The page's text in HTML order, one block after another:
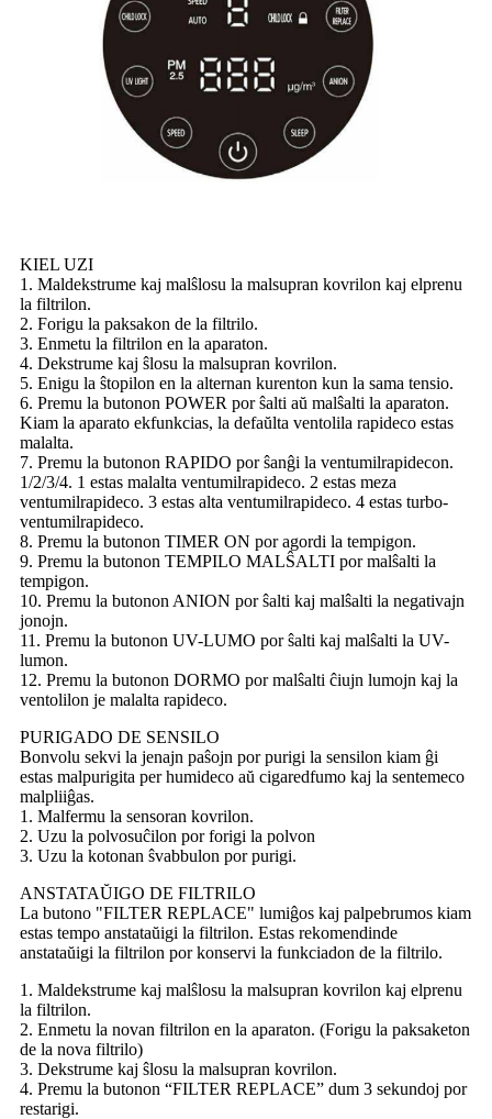
KIEL UZI
1. Maldekstrume kaj malŝlosu la malsupran kovrilon kaj elprenu
la filtrilon.
2. Forigu la paksakon de la filtrilo.
3. Enmetu la filtrilon en la aparaton.
4. Dekstrume kaj ŝlosu la malsupran kovrilon.
5. Enigu la ŝtopilon en la alternan kurenton kun la sama tensio.
6. Premu la butonon POWER por ŝalti aŭ malŝalti la aparaton.
Kiam la aparato ekfunkcias, la defaŭlta ventolila rapideco estas
malalta.
7. Premu la butonon RAPIDO por ŝanĝi la ventumilrapidecon.
1/2/3/4. 1 estas malalta ventumilrapideco. 2 estas meza
ventumilrapideco. 3 estas alta ventumilrapideco. 4 estas turbo-
ventumilrapideco.
8. Premu la butonon TIMER ON por agordi la tempigon.
9. Premu la butonon TEMPILO MALŜALTI por malŝalti la
tempigon.
10. Premu la butonon ANION por ŝalti kaj malŝalti la negativajn
jonojn.
11. Premu la butonon UV-LUMO por ŝalti kaj malŝalti la UV-
lumon.
12. Premu la butonon DORMO por malŝalti ĉiujn lumojn kaj la
ventolilon je malalta rapideco.
PURIGADO DE SENSILO
Bonvolu sekvi la jenajn paŝojn por purigi la sensilon kiam ĝi
estas malpurigita per humideco aŭ cigaredfumo kaj la sentemeco
malpliiĝas.
1. Malfermu la sensoran kovrilon.
2. Uzu la polvosuĉilon por forigi la polvon
3. Uzu la kotonan ŝvabbulon por purigi.
ANSTATAŬIGO DE FILTRILO
La butono "FILTER REPLACE" lumiĝos kaj palpebrumos kiam
estas tempo anstataŭigi la filtrilon. Estas rekomendinde
anstataŭigi la filtrilon por konservi la funkciadon de la filtrilo.
1. Maldekstrume kaj malŝlosu la malsupran kovrilon kaj elprenu
la filtrilon.
2. Enmetu la novan filtrilon en la aparaton. (Forigu la paksaketon
de la nova filtrilo)
3. Dekstrume kaj ŝlosu la malsupran kovrilon.
4. Premu la butonon “FILTER REPLACE” dum 3 sekundoj por
restarigi.